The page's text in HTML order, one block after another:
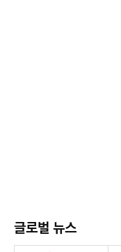
글로벌 뉴스